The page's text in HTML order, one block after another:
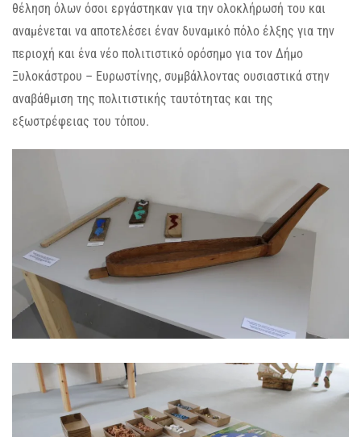
θέληση όλων όσοι εργάστηκαν για την ολοκλήρωσή του και
αναμένεται να αποτελέσει έναν δυναμικό πόλο έλξης για την
περιοχή και ένα νέο πολιτιστικό ορόσημο για τον Δήμο
Ξυλοκάστρου – Ευρωστίνης, συμβάλλοντας ουσιαστικά στην
αναβάθμιση της πολιτιστικής ταυτότητας και της
εξωστρέφειας του τόπου.